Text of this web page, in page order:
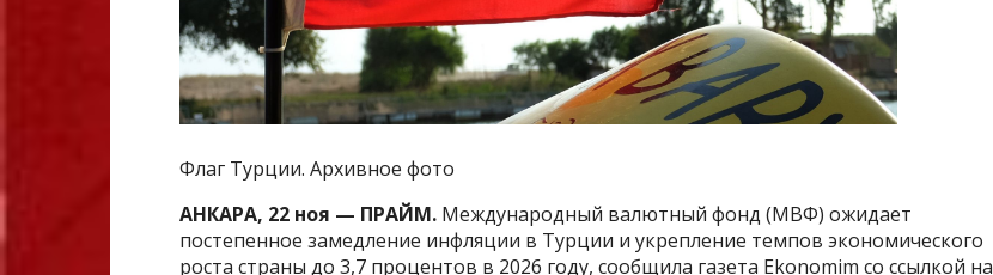
Флаг Турции. Архивное фото
АНКАРА, 22 ноя — ПРАЙМ. Международный валютный фонд (МВФ) ожидает
постепенное замедление инфляции в Турции и укрепление темпов экономического
роста страны до 3,7 процентов в 2026 году, сообщила газета Ekonomim со ссылкой на